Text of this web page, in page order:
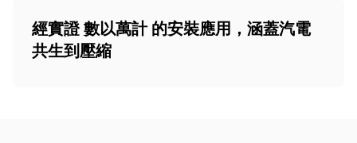
經實證 數以萬計 的安裝應用，涵蓋汽電
共生到壓縮